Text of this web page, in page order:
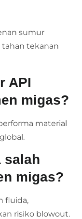
sumur
tahan tekanan
API
migas?
material
salah
migas?
fluida,
risiko blowout.